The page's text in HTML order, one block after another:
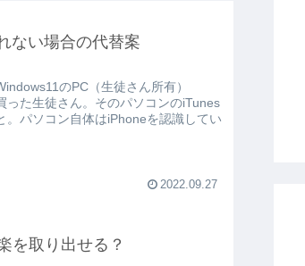
ない場合の代替案
のPC（生徒さん所有）
った生徒さん。そのパソコンのiTunes
。パソコン自体はiPhoneを認識してい
2022.09.27
を取り出せる？